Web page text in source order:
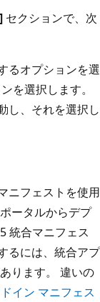
セクションで、次
るオプションを選
を選択します。
し、それを選択し
ニフェストを使用
ータルからデプ
統合マニフェス
るには、統合アプ
ります。 違いの
イン マニフェス